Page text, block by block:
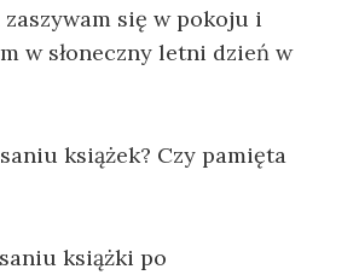
się w pokoju i
w słoneczny letni dzień w
książek? Czy pamięta
książki po